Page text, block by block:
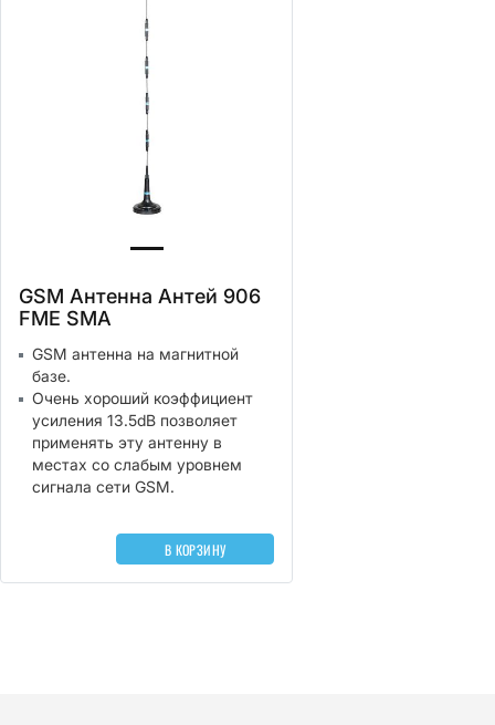
GSM Антенна Антей 906
FME SMA
GSM антенна на магнитной
базе.
Очень хороший коэффициент
усиления 13.5dB позволяет
применять эту антенну в
местах со слабым уровнем
сигнала cети GSM.
В КОРЗИНУ